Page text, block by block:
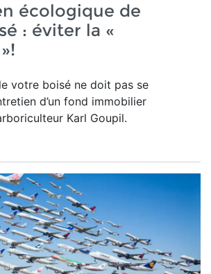
écologique de
: éviter la «
votre boisé ne doit pas se
d’un fond immobilier
Karl Goupil.